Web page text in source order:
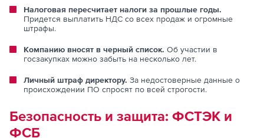
Налоговая пересчитает налоги за прошлые годы.
Придется выплатить НДС со всех продаж и огромные
штрафы.
Компанию вносят в черный список. Об участии в
госзакупках можно забыть на несколько лет.
Личный штраф директору. За недостоверные данные о
происхождении ПО спросят по всей строгости.
Безопасность и защита: ФСТЭК и
ФСБ